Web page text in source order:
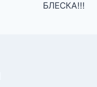
БЛЕСКА!!!